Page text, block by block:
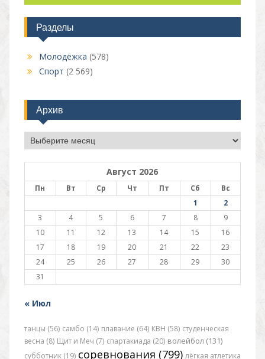
Разделы
Молодёжка (578)
Спорт (2 569)
Архив
Архив
Август 2026
Пн Вт Ср Чт Пт Сб
Вс
1
2
3
4 5 6 7 8
9
10
11 12 13 14 15
16
17
18 19 20 21 22
23
24
25 26 27 28 29
30
31
« Июл
танцы (56) самбо (14) плавание (64) КВН (58) студенческая
весна (8) Щит и Меч (7) спартакиада (20) волейбол (131)
субботник (19) соревнования (799) лёгкая атлетика